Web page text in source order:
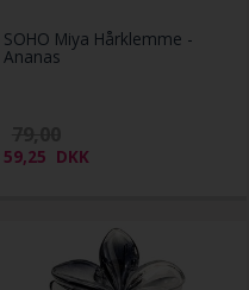
SOHO Miya Hårklemme -
Ananas
59,25 DKK